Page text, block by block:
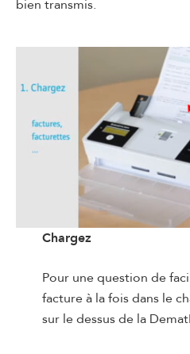
bien transmis.
Chargez
Pour une question de
facture à la fois dans le
sur le dessus de la